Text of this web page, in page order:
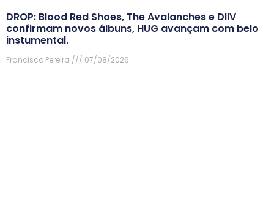
DROP: Blood Red Shoes, The Avalanches e DIIV
confirmam novos álbuns, HUG avançam com belo
instumental.
Francisco Pereira 07/08/2026